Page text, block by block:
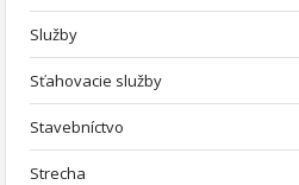
Služby
Sťahovacie služby
Stavebníctvo
Strecha